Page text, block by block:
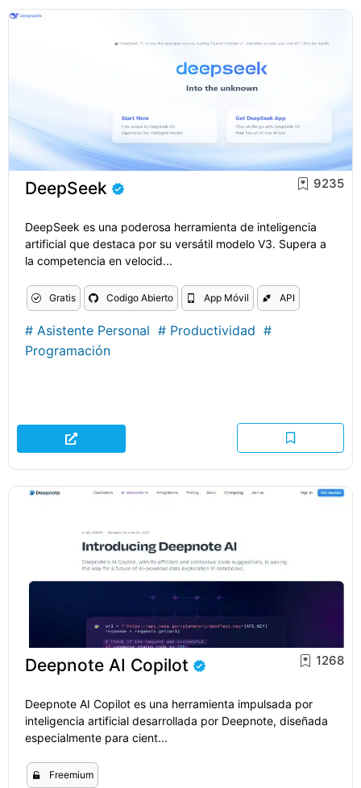
DeepSeek 9235
DeepSeek es una poderosa herramienta de inteligencia
artificial que destaca por su versátil modelo V3. Supera a
la competencia en velocid...
Gratis Codigo Abierto App Móvil API
# Asistente Personal # Productividad #
Programación
Deepnote AI Copilot 1268
Deepnote AI Copilot es una herramienta impulsada por
inteligencia artificial desarrollada por Deepnote, diseñada
especialmente para cient...
Freemium